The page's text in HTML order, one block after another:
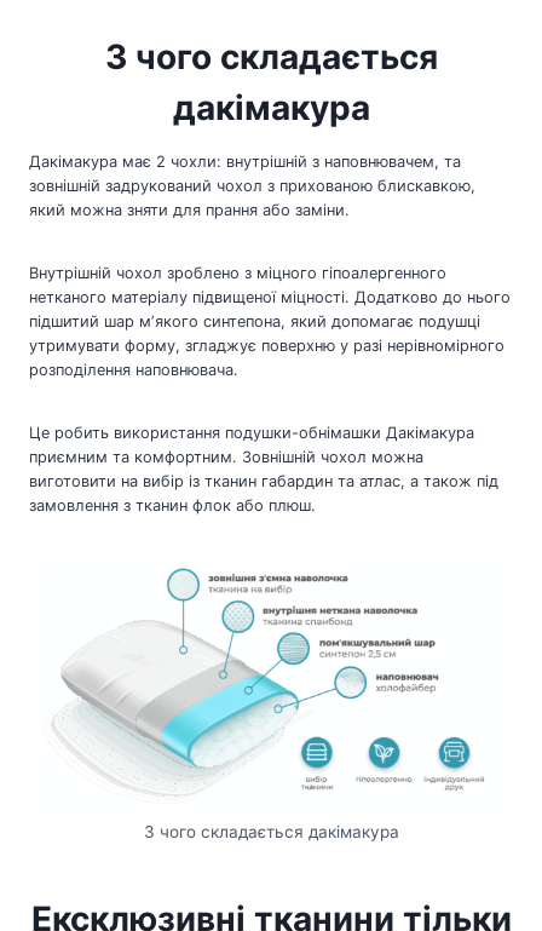
З чого складається
дакімакура
Дакімакура має 2 чохли: внутрішній з наповнювачем, та
зовнішній задрукований чохол з прихованою блискавкою,
який можна зняти для прання або заміни.
Внутрішній чохол зроблено з міцного гіпоалергенного
нетканого матеріалу підвищеної міцності. Додатково до нього
підшитий шар мʼякого синтепона, який допомагає подушці
утримувати форму, згладжує поверхню у разі нерівномірного
розподілення наповнювача.
Це робить використання подушки-обнімашки Дакімакура
приємним та комфортним. Зовнішній чохол можна
виготовити на вибір із тканин габардин та атлас, а також під
замовлення з тканин флок або плюш.
З чого складається дакімакура
Ексклюзивні тканини тільки